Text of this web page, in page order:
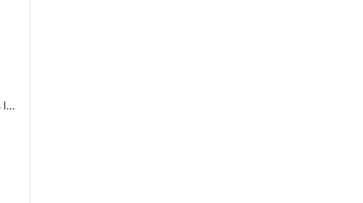
L'autrefois des Cévenols : mémoire de la vie quotidienne dans les vallées cévenoles des Gardons